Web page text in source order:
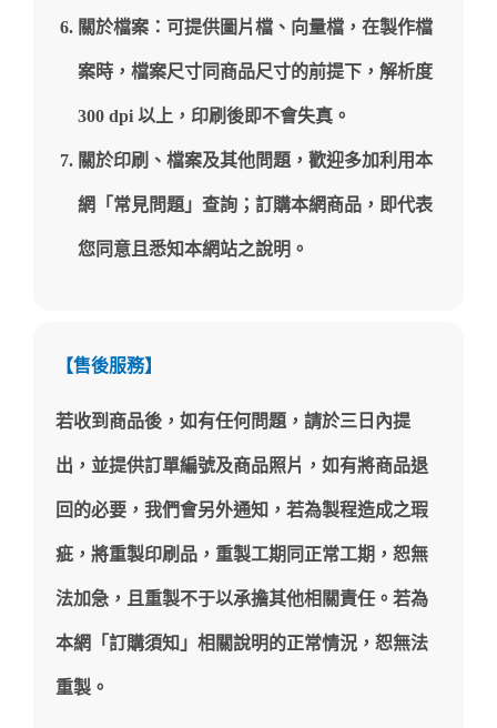
關於檔案：可提供圖片檔、向量檔，在製作檔
案時，檔案尺寸同商品尺寸的前提下，解析度
300 dpi 以上，印刷後即不會失真。
關於印刷、檔案及其他問題，歡迎多加利用本
網「常見問題」查詢；訂購本網商品，即代表
您同意且悉知本網站之說明。
【售後服務】
若收到商品後，如有任何問題，請於三日內提
出，並提供訂單編號及商品照片，如有將商品退
回的必要，我們會另外通知，若為製程造成之瑕
疵，將重製印刷品，重製工期同正常工期，恕無
法加急，且重製不于以承擔其他相關責任。若為
本網「訂購須知」相關說明的正常情況，恕無法
重製。